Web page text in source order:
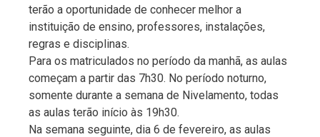
terão a oportunidade de conhecer melhor a
instituição de ensino, professores, instalações,
regras e disciplinas.
Para os matriculados no período da manhã, as aulas
começam a partir das 7h30. No período noturno,
somente durante a semana de Nivelamento, todas
as aulas terão início às 19h30.
Na semana seguinte, dia 6 de fevereiro, as aulas